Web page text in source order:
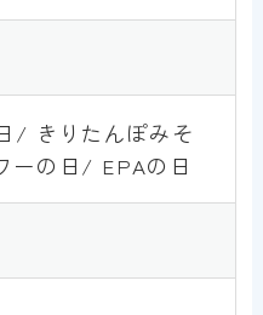
/ きりたんぽみそ
の日/ EPAの日